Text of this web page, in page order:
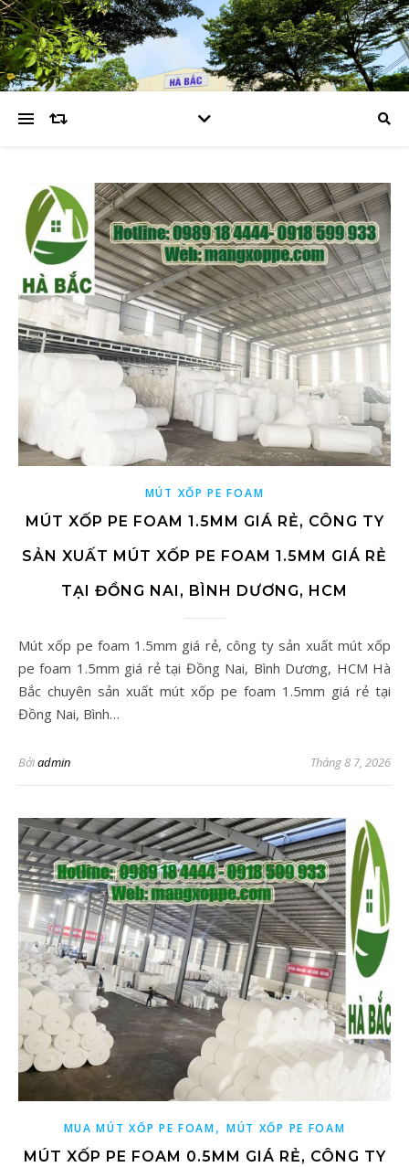
MÚT XỐP PE FOAM
MÚT XỐP PE FOAM 1.5MM GIÁ RẺ, CÔNG TY
SẢN XUẤT MÚT XỐP PE FOAM 1.5MM GIÁ RẺ
TẠI ĐỒNG NAI, BÌNH DƯƠNG, HCM
Mút xốp pe foam 1.5mm giá rẻ, công ty sản xuất mút xốp
pe foam 1.5mm giá rẻ tại Đồng Nai, Bình Dương, HCM Hà
Bắc chuyên sản xuất mút xốp pe foam 1.5mm giá rẻ tại
Đồng Nai, Bình…
Bởiadmin Tháng 8 7, 2026
MUA MÚT XỐP PE FOAM, MÚT XỐP PE FOAM
MÚT XỐP PE FOAM 0.5MM GIÁ RẺ, CÔNG TY